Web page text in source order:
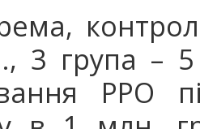
3 група – 5
РРО